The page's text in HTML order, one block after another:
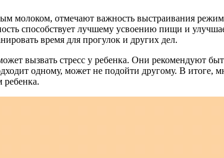
молоком, отмечают важность выстраивания
способствует лучшему усвоению пищи и
время для прогулок и других дел.
вызвать стресс у ребенка. Они рекомендуют
одному, может не подойти другому. В
ребенка.